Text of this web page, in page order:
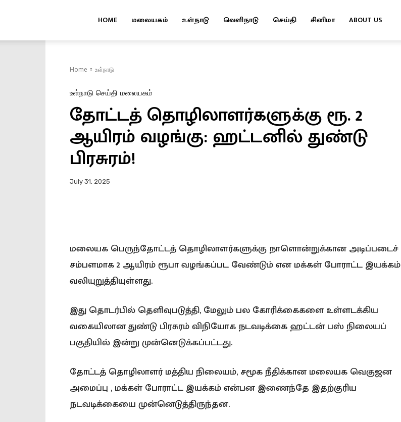
HOME மலையகம் உள்நாடு வெளிநாடு செய்தி சினிமா ABOUT US
Home உள்நாடு
உள்நாடு செய்தி மலையகம்
தோட்டத் தொழிலாளர்களுக்கு ரூ. 2
ஆயிரம் வழங்கு: ஹட்டனில் துண்டு
பிரசுரம்!
July 31, 2025
மலையக பெருந்தோட்டத் தொழிலாளர்களுக்கு நாளொன்றுக்கான அடிப்படைச்
சம்பளமாக 2 ஆயிரம் ரூபா வழங்கப்பட வேண்டும் என மக்கள் போராட்ட இயக்கம்
வலியுறுத்தியுள்ளது.
இது தொடர்பில் தெளிவுபடுத்தி, மேலும் பல கோரிக்கைகளை உள்ளடக்கிய
வகையிலான துண்டு பிரசுரம் விநியோக நடவடிக்கை ஹட்டன் பஸ் நிலையப்
பகுதியில் இன்று முன்னெடுக்கப்பட்டது.
தோட்டத் தொழிலாளர் மத்திய நிலையம், சமூக நீதிக்கான மலையக வெகுஜன
அமைப்பு , மக்கள் போராட்ட இயக்கம் என்பன இணைந்தே இதற்குரிய
நடவடிக்கையை முன்னெடுத்திருந்தன.